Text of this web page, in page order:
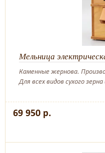
Мельница
Каменные жернова.
Для всех видов сухого
69 950 р.